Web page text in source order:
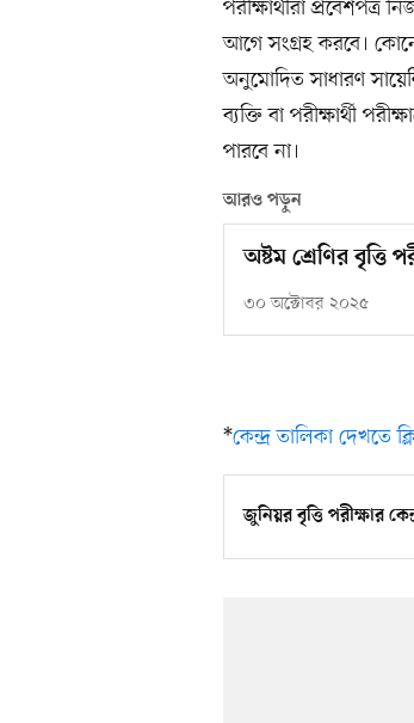
পরীক্ষার্থীরা প্রবেশপত্র
আগে সংগ্রহ করবে। কোনো
অনুমোদিত সাধারণ
ব্যক্তি বা পরীক্ষার্থী
পারবে না।
আরও পড়ুন
অষ্টম শ্রেণির বৃত্তি
৩০ অক্টোবর ২০২৫
*কেন্দ্র তালিকা দেখতে
জুনিয়র বৃত্তি পরীক্ষার